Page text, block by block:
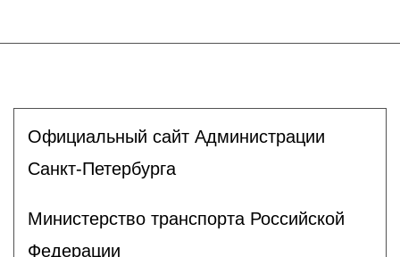
Официальный сайт Администрации
Санкт-Петербурга
Министерство транспорта Российской
Федерации